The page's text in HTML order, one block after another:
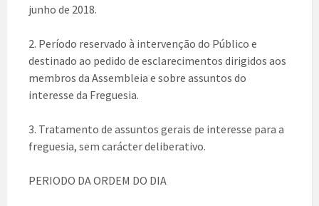
junho de 2018.
2. Período reservado à intervenção do Público e
destinado ao pedido de esclarecimentos dirigidos aos
membros da Assembleia e sobre assuntos do
interesse da Freguesia.
3. Tratamento de assuntos gerais de interesse para a
freguesia, sem carácter deliberativo.
PERIODO DA ORDEM DO DIA